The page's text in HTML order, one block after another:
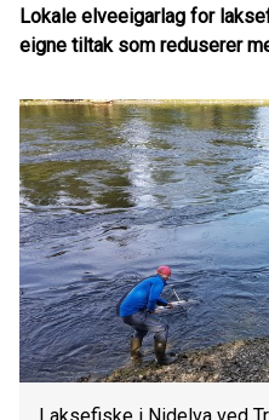
Lokale elveeigarlag for
eigne tiltak som reduserer